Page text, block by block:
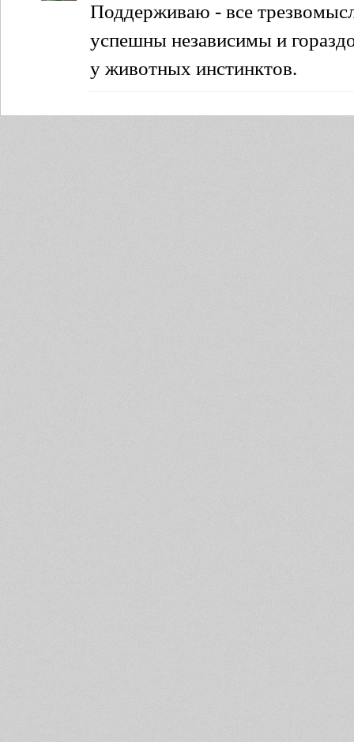
Поддерживаю - все
успешны независимы и
у животных инстинктов.